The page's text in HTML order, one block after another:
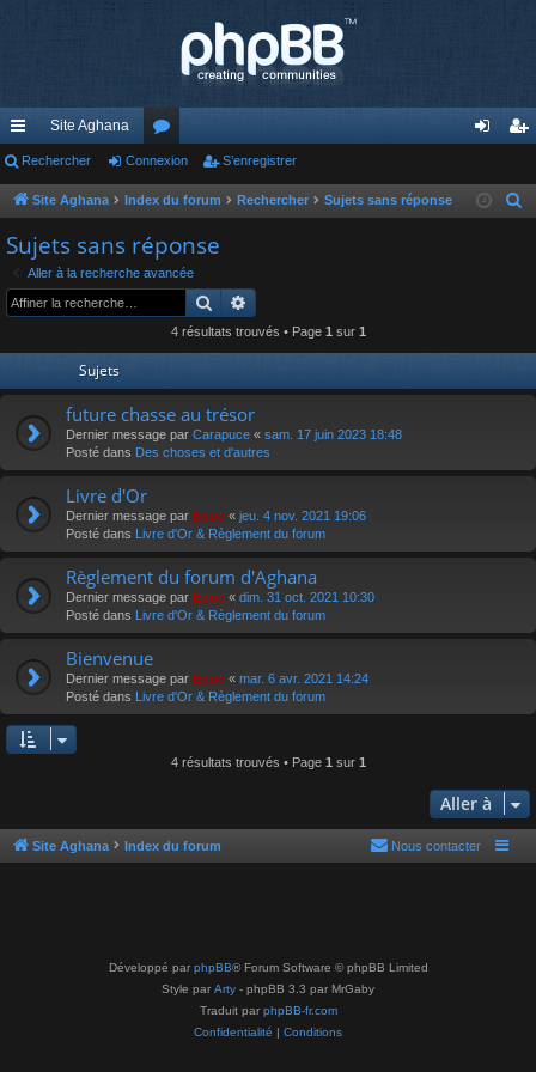
cc
ès
ra
pi
de
Site Aghana
or
u
s
ne nr
Rechercher Connexion S’enregistrer
Site Aghana Index du forum Rechercher Sujets sans réponse
c
Sujets sans réponse
Aller à la recherche avancée
Rechercher
4 résultats trouvés • Page 1 sur 1
Sujets
future chasse au trésor
Dernier message par Carapuce « sam. 17 juin 2023 18:48
Posté dans Des choses et d'autres
Livre d'Or
Dernier message par Epoc « jeu. 4 nov. 2021 19:06
Posté dans Livre d'Or & Règlement du forum
Règlement du forum d'Aghana
Dernier message par Epoc « dim. 31 oct. 2021 10:30
Posté dans Livre d'Or & Règlement du forum
Bienvenue
Dernier message par Epoc « mar. 6 avr. 2021 14:24
Posté dans Livre d'Or & Règlement du forum
4 résultats trouvés • Page 1 sur 1
Aller à
Site Aghana Index du forum Nous contacter
Développé par phpBB® Forum Software © phpBB Limited
Style par Arty - phpBB 3.3 par MrGaby
Traduit par phpBB-fr.com
Confidentialité | Conditions